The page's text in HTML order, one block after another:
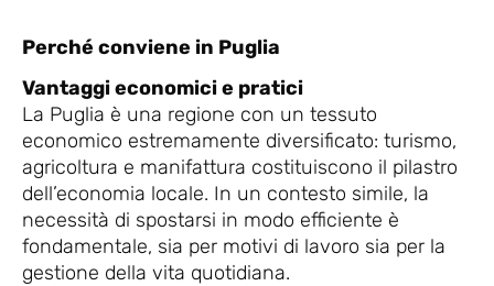
Perché conviene in Puglia
Vantaggi economici e pratici
La Puglia è una regione con un tessuto
economico estremamente diversificato: turismo,
agricoltura e manifattura costituiscono il pilastro
dell’economia locale. In un contesto simile, la
necessità di spostarsi in modo efficiente è
fondamentale, sia per motivi di lavoro sia per la
gestione della vita quotidiana.